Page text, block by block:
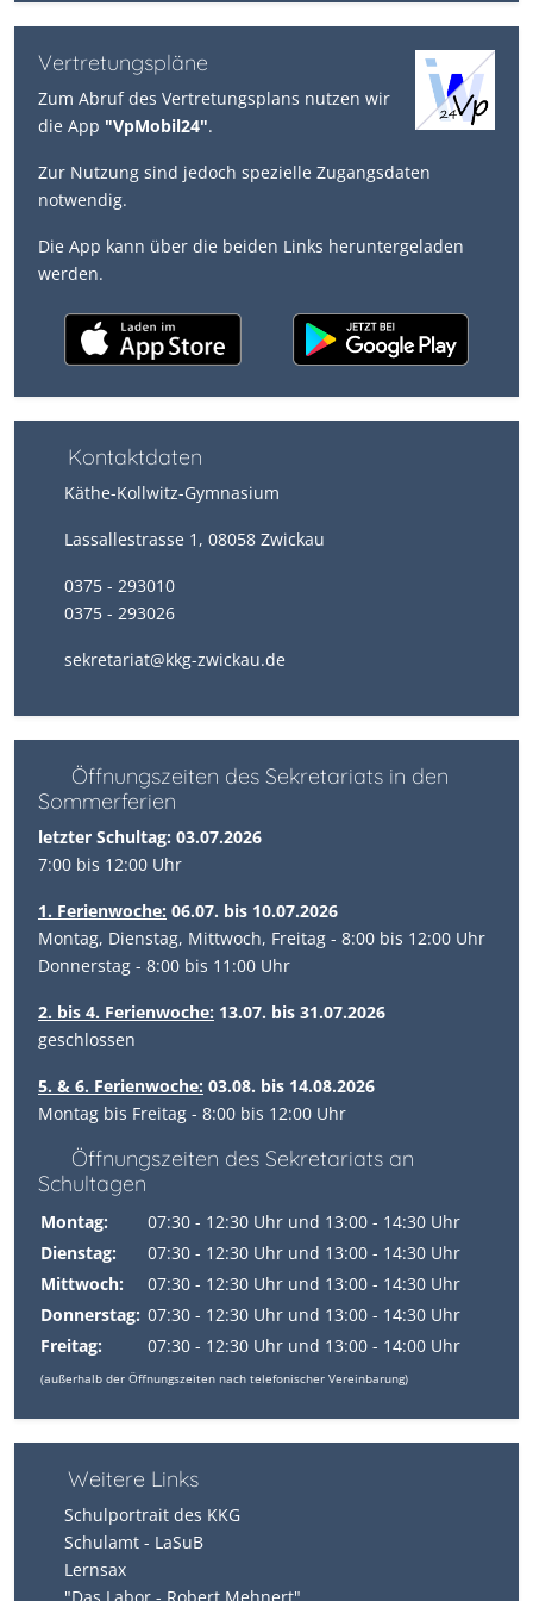
Vertretungspläne
Zum Abruf des Vertretungsplans nutzen wir
die App "VpMobil24".
Zur Nutzung sind jedoch spezielle Zugangsdaten
notwendig.
Die App kann über die beiden Links heruntergeladen
werden.
Kontaktdaten
Käthe-Kollwitz-Gymnasium
Lassallestrasse 1, 08058 Zwickau
0375 - 293010
0375 - 293026
sekretariat@kkg-zwickau.de
Öffnungszeiten des Sekretariats in den
Sommerferien
letzter Schultag: 03.07.2026
7:00 bis 12:00 Uhr
1. Ferienwoche: 06.07. bis 10.07.2026
Montag, Dienstag, Mittwoch, Freitag - 8:00 bis 12:00 Uhr
Donnerstag - 8:00 bis 11:00 Uhr
2. bis 4. Ferienwoche: 13.07. bis 31.07.2026
geschlossen
5. & 6. Ferienwoche: 03.08. bis 14.08.2026
Montag bis Freitag - 8:00 bis 12:00 Uhr
Öffnungszeiten des Sekretariats an
Schultagen
Montag:
07:30 - 12:30 Uhr und 13:00 - 14:30 Uhr
Dienstag:
07:30 - 12:30 Uhr und 13:00 - 14:30 Uhr
Mittwoch:
07:30 - 12:30 Uhr und 13:00 - 14:30 Uhr
Donnerstag: 07:30 - 12:30 Uhr und 13:00 - 14:30 Uhr
Freitag:
07:30 - 12:30 Uhr und 13:00 - 14:00 Uhr
(außerhalb der Öffnungszeiten nach telefonischer Vereinbarung)
Weitere Links
Schulportrait des KKG
Schulamt - LaSuB
Lernsax